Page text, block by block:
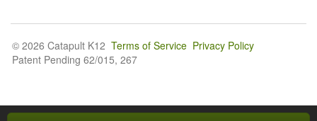
© 2026 Catapult K12 Terms of Service Privacy Policy
Patent Pending 62/015, 267